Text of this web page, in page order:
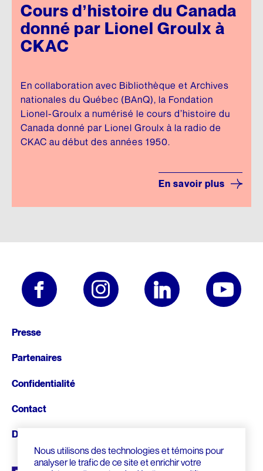
Nous utilisons des technologies et témoins pour
analyser le trafic de ce site et enrichir votre
Cours d’histoire du Canada
donné par Lionel Groulx à
CKAC
En collaboration avec Bibliothèque et Archives
nationales du Québec (BAnQ), la Fondation
Lionel-Groulx a numérisé le cours d’histoire du
Canada donné par Lionel Groulx à la radio de
CKAC au début des années 1950.
En savoir plus
page
Presse
Partenaires
Confidentialité
Contact
Donnez